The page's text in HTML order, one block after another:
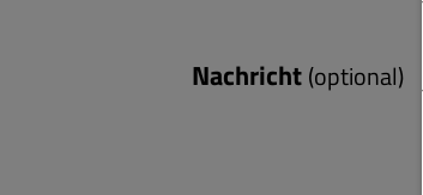
Nachricht (optional)